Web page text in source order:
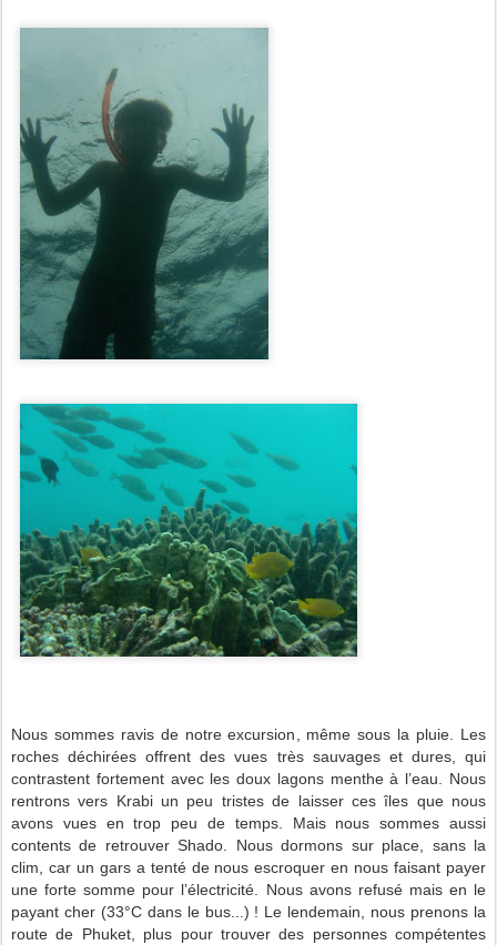
Nous sommes ravis de notre excursion, même sous la pluie. Les
roches déchirées offrent des vues très sauvages et dures, qui
contrastent fortement avec les doux lagons menthe à l’eau. Nous
rentrons vers Krabi un peu tristes de laisser ces îles que nous
avons vues en trop peu de temps. Mais nous sommes aussi
contents de retrouver Shado. Nous dormons sur place, sans la
clim, car un gars a tenté de nous escroquer en nous faisant payer
une forte somme pour l’électricité. Nous avons refusé mais en le
payant cher (33°C dans le bus...) ! Le lendemain, nous prenons la
route de Phuket, plus pour trouver des personnes compétentes